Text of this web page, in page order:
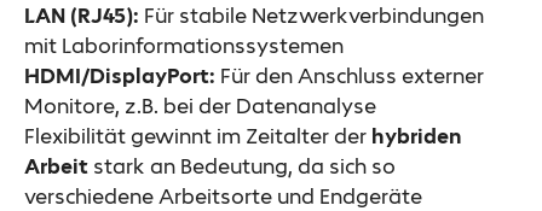
LAN (RJ45): Für stabile Netzwerkverbindungen
mit Laborinformationssystemen
HDMI/DisplayPort: Für den Anschluss externer
Monitore, z.B. bei der Datenanalyse
Flexibilität gewinnt im Zeitalter der hybriden
Arbeit stark an Bedeutung, da sich so
verschiedene Arbeitsorte und Endgeräte